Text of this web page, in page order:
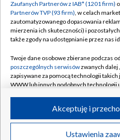
Emisja w TVP
Centrum informacji TVP
Naziemna Telewizja Cyfrowa
Rada Programowa
System NOS
Informacje o nadawcy
Program dla prasy
Polityka
Moje
©2026 Telewizja
Zaufanych Partnerów z IAB* (1201 firm)
Partnerów TVP (93 firm), w celach
zautomatyzowanego dopasowania
mierzenia ich skuteczności) i
także zgody na udostępnianie przez nas
Twoje dane osobowe zbierane podczas
poszczególnych serwisówzwanych dalej
zapisywane za pomocą technologii
WWW lub innych podobnych technologii
ruchu w Internecie.
Twoje dane osobowe zbierane podczas
Ustawienia
Akceptuję i